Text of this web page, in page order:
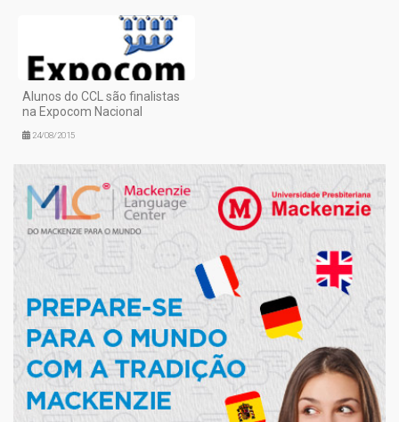
Alunos do CCL são finalistas
na Expocom Nacional
24/08/2015